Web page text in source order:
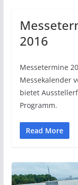
2016
Messetermine
Messekalender
bietet
Programm.
Read More